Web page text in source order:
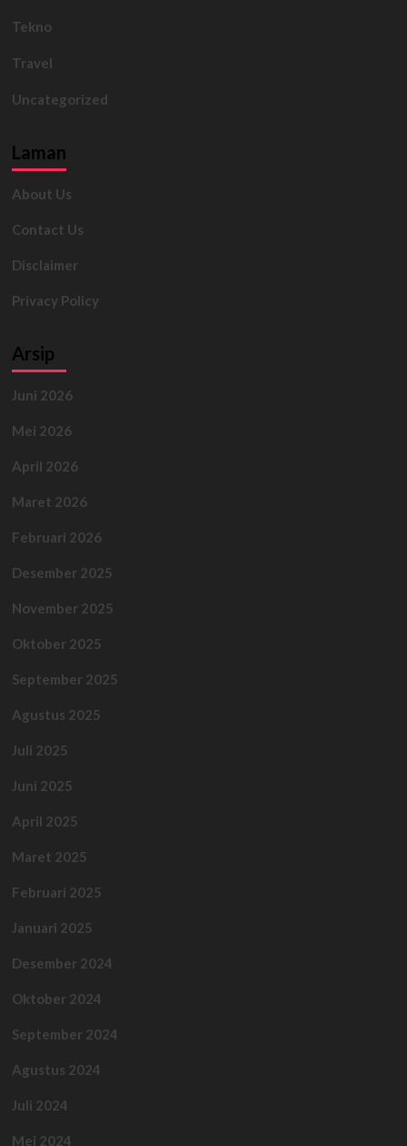
Tekno
Travel
Uncategorized
Laman
About Us
Contact Us
Disclaimer
Privacy Policy
Arsip
Juni 2026
Mei 2026
April 2026
Maret 2026
Februari 2026
Desember 2025
November 2025
Oktober 2025
September 2025
Agustus 2025
Juli 2025
Juni 2025
April 2025
Maret 2025
Februari 2025
Januari 2025
Desember 2024
Oktober 2024
September 2024
Agustus 2024
Juli 2024
Mei 2024